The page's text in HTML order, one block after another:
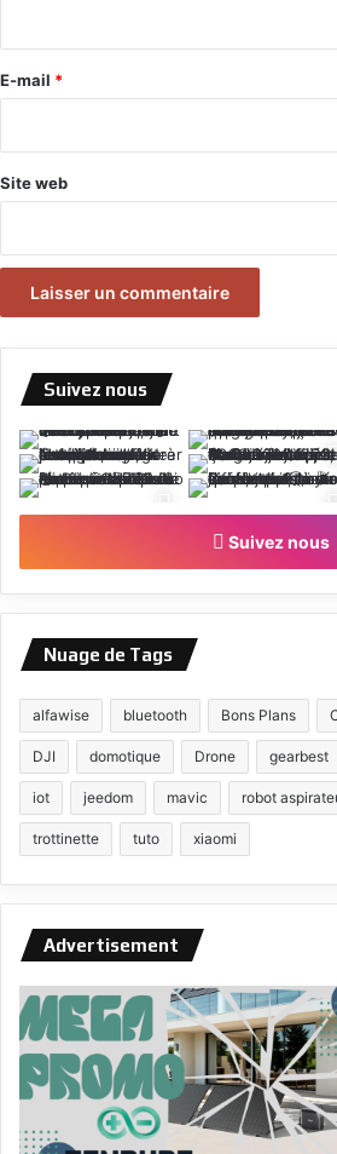
e
E-mail *
Site web
Suivez nous
Suivez nous
Nuage de Tags
alfawise bluetooth Bons Plans
DJI domotique Drone gearbest
iot jeedom mavic robot
trottinette tuto xiaomi
Advertisement